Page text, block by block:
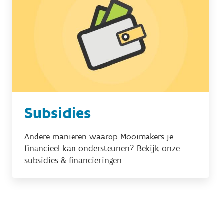
Subsidies
Andere manieren waarop Mooimakers je
financieel kan ondersteunen? Bekijk onze
subsidies & financieringen